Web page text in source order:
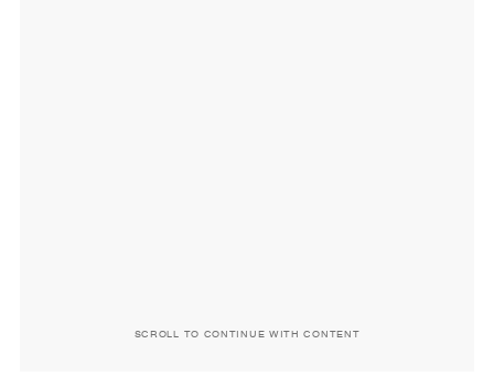
SCROLL TO CONTINUE WITH CONTENT